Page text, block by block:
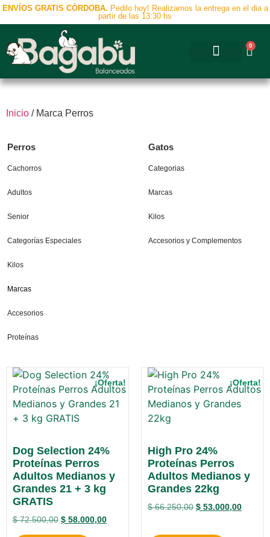
ENVÍOS GRATIS CÓRDOBA. Pedilo hoy! Realizamos la entrega en el dia a
partir de las 13:30 hs
0
Inicio / Marca Perros
Perros
Cachorros
Adultos
Senior
Categorías Especiales
Kilos
Marcas
Accesorios
Proteínas
Gatos
Categorias
Marcas
Kilos
Accesorios y Complementos
¡Oferta!
Dog Selection 24%
Proteínas Perros
Adultos Medianos y
Grandes 21 + 3 kg
GRATIS
$72.500,00 $ 58.000,00
¡Oferta!
High Pro 24%
Proteínas Perros
Adultos Medianos y
Grandes 22kg
$66.250,00 $ 53.000,00